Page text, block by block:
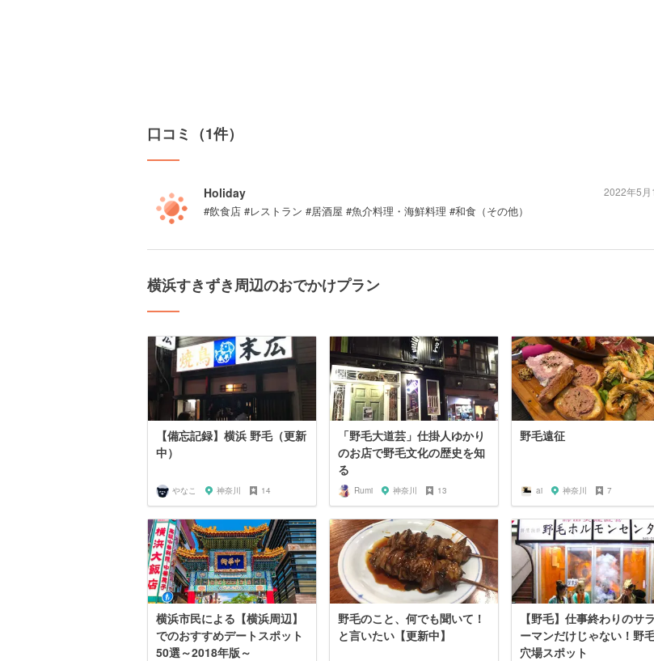
口コミ（1件）
Holiday
#飲食店 #レストラン #居酒屋 #魚介料理・海鮮料理 #和食（その他）
2022年5月
横浜すきずき周辺のおでかけプラン
【備忘記録】横浜 野毛（更新
中）
やなこ 神奈川 14
「野毛大道芸」仕掛人ゆかり
のお店で野毛文化の歴史を知
る
Rumi 神奈川 13
野毛遠征
ai 神奈川 7
横浜市民による【横浜周辺】
でのおすすめデートスポット
50選～2018年版～
野毛のこと、何でも聞いて！
と言いたい【更新中】
【野毛】仕事終わりのサ
ーマンだけじゃない！野
穴場スポット